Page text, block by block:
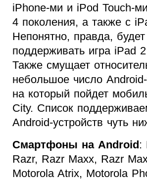
iPhone-ми и iPod Touch-
4 поколения, а также с
Непонятно, правда,
поддерживать игра iPad
Также смущает
небольшое число Android-
на который пойдет
City. Список
Android-устройств чуть
Смартфоны на Android:
Razr, Razr Maxx, Razr
Motorola Atrix, Motorola